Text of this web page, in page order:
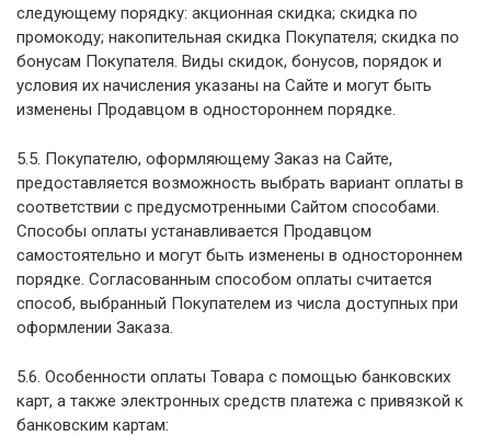
следующему порядку: акционная скидка; скидка по
промокоду; накопительная скидка Покупателя; скидка по
бонусам Покупателя. Виды скидок, бонусов, порядок и
условия их начисления указаны на Сайте и могут быть
изменены Продавцом в одностороннем порядке.
5.5. Покупателю, оформляющему Заказ на Сайте,
предоставляется возможность выбрать вариант оплаты в
соответствии с предусмотренными Сайтом способами.
Способы оплаты устанавливается Продавцом
самостоятельно и могут быть изменены в одностороннем
порядке. Согласованным способом оплаты считается
способ, выбранный Покупателем из числа доступных при
оформлении Заказа.
5.6. Особенности оплаты Товара с помощью банковских
карт, а также электронных средств платежа с привязкой к
банковским картам: